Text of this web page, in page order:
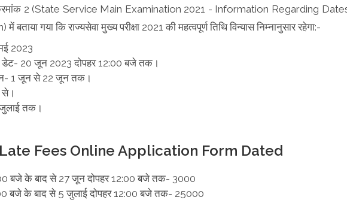
क्रमांक 2 (State Service Main Examination 2021 - Information Regarding
गया कि राज्यसेवा मुख्य परीक्षा 2021 की महत्वपूर्ण तिथि विन्यास निम्नानुसार रहेगा:-
2023
20 जून 2023 दोपहर 12:00 बजे तक।
1 जून से 22 जून तक।
से।
जुलाई तक।
Late Fees Online Application Form Dated
बजे के बाद से 27 जून दोपहर 12:00 बजे तक- 3000
बजे के बाद से 5 जुलाई दोपहर 12:00 बजे तक- 25000